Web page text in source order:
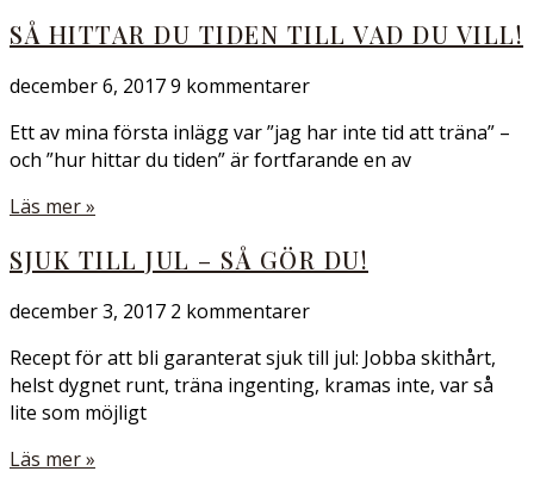
SÅ HITTAR DU TIDEN TILL VAD DU VILL!
december 6, 20179 kommentarer
Ett av mina första inlägg var ”jag har inte tid att träna” –
och ”hur hittar du tiden” är fortfarande en av
Läs mer »
SJUK TILL JUL – SÅ GÖR DU!
december 3, 2017 2 kommentarer
Recept för att bli garanterat sjuk till jul: Jobba skithårt,
helst dygnet runt, träna ingenting, kramas inte, var så
lite som möjligt
Läs mer »